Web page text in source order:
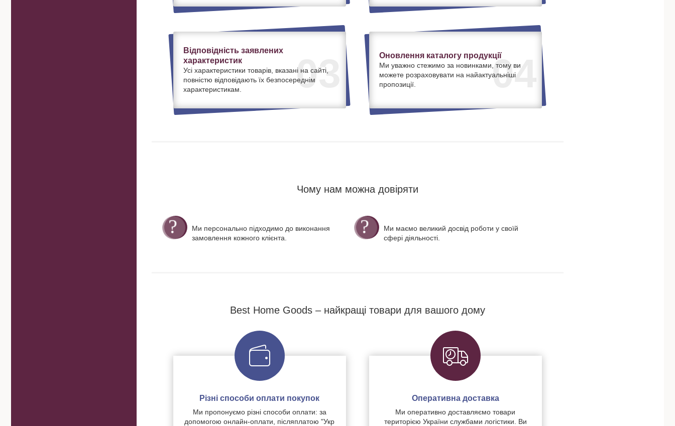
03
Відповідність заявлених
характеристик
Усі характеристики товарів, вказані на сайті,
повністю відповідають їх безпосереднім
характеристикам.
04
Оновлення каталогу продукції
Ми уважно стежимо за новинками, тому ви
можете розраховувати на найактуальніші
пропозиції.
Чому нам можна довіряти
Ми персонально підходимо до виконання
замовлення кожного клієнта.
Ми маємо великий досвід роботи у своїй
сфері діяльності.
Best Home Goods – найкращі товари для вашого дому
Різні способи оплати покупок
Ми пропонуємо різні способи оплати: за
допомогою онлайн-оплати, післяплатою "Укр
Оперативна доставка
Ми оперативно доставляємо товари
територією України службами логістики. Ви